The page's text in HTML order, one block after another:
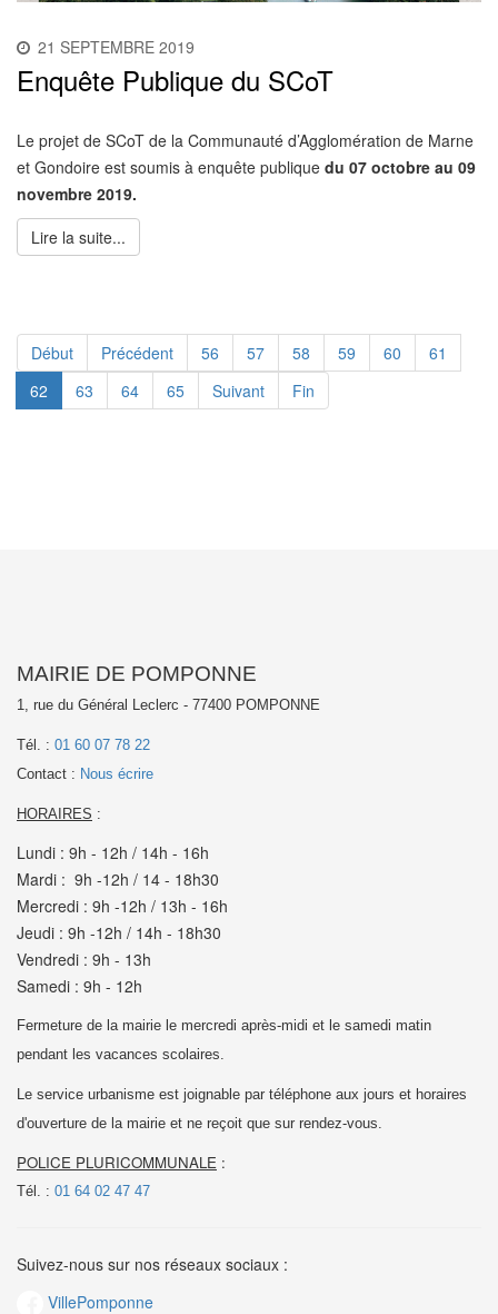
21 SEPTEMBRE 2019
Enquête Publique du SCoT
Le projet de SCoT de la Communauté d’Agglomération de Marne
et Gondoire est soumis à enquête publique du 07 octobre au 09
novembre 2019.
Lire la suite...
Début Précédent 56 57 58 59 60
61
62
63 64 65 Suivant Fin
MAIRIE DE POMPONNE
1, rue du Général Leclerc - 77400 POMPONNE
Tél. : 01 60 07 78 22
Contact : Nous écrire
HORAIRES :
Lundi : 9h - 12h / 14h - 16h
Mardi : 9h -12h / 14 - 18h30
Mercredi : 9h -12h / 13h - 16h
Jeudi : 9h -12h / 14h - 18h30
Vendredi : 9h - 13h
Samedi : 9h - 12h
Fermeture de la mairie le mercredi après-midi et le samedi matin
pendant les vacances scolaires.
Le service urbanisme est joignable par téléphone aux jours et horaires
d'ouverture de la mairie et ne reçoit que sur rendez-vous.
POLICE PLURICOMMUNALE :
Tél. : 01 64 02 47 47
Suivez-nous sur nos réseaux sociaux :
VillePomponne